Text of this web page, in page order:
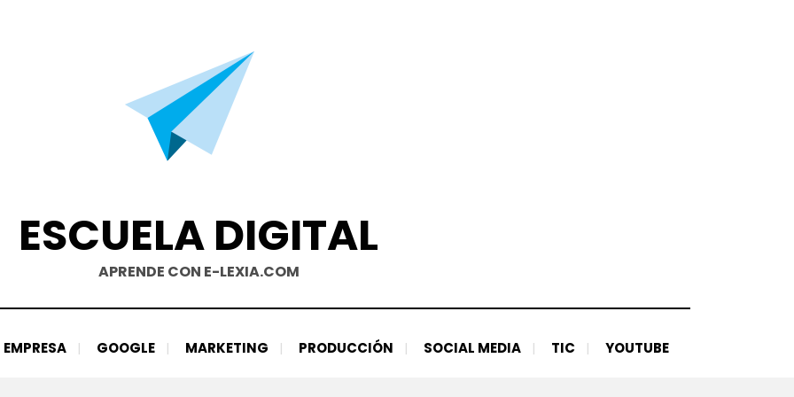
ESCUELA DIGITAL
APRENDE CON E-LEXIA.COM
EMPRESA GOOGLE MARKETING PRODUCCIÓN SOCIAL MEDIA TIC YOUTUBE